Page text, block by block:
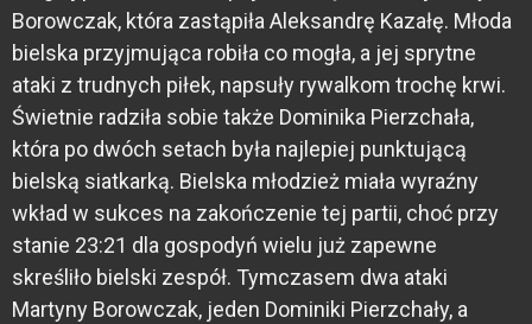
Borowczak, która zastąpiła Aleksandrę Kazałę. Młoda
bielska przyjmująca robiła co mogła, a jej sprytne
ataki z trudnych piłek, napsuły rywalkom trochę krwi.
Świetnie radziła sobie także Dominika Pierzchała,
która po dwóch setach była najlepiej punktującą
bielską siatkarką. Bielska młodzież miała wyraźny
wkład w sukces na zakończenie tej partii, choć przy
stanie 23:21 dla gospodyń wielu już zapewne
skreśliło bielski zespół. Tymczasem dwa ataki
Martyny Borowczak, jeden Dominiki Pierzchały, a